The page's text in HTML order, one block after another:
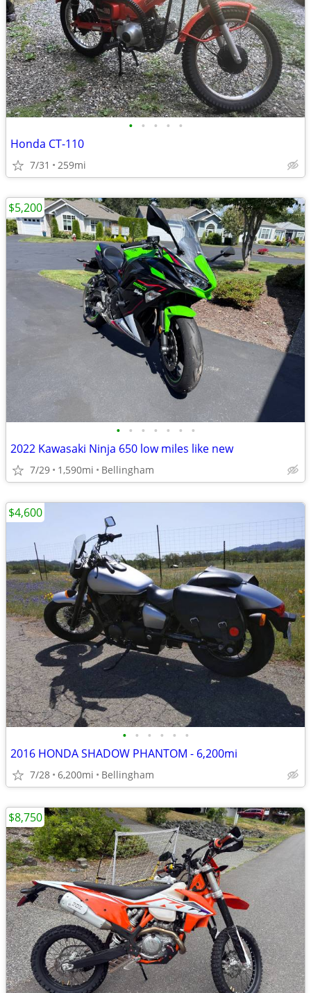
• • • • •
Honda CT-110
7/31 259mi
• • • • • • •
2022 Kawasaki Ninja 650 low miles like new
7/29 1,590mi Bellingham
$5,200
• • • • • •
2016 HONDA SHADOW PHANTOM - 6,200mi
7/28 6,200mi Bellingham
$4,600
$8,750